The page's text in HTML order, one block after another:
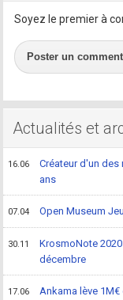
Soyez le premier à
Poster un
Actualités et
16.06
Créateur d'un
ans
07.04 Open Museum
30.11
KrosmoNote
décembre
17.06 Ankama lève